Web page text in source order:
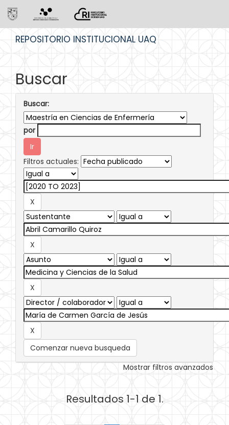
REPOSITORIO INSTITUCIONAL UAQ
Buscar
Buscar:
por
Filtros actuales:
Comenzar nueva busqueda
Mostrar filtros avanzados
Resultados 1-1 de 1.